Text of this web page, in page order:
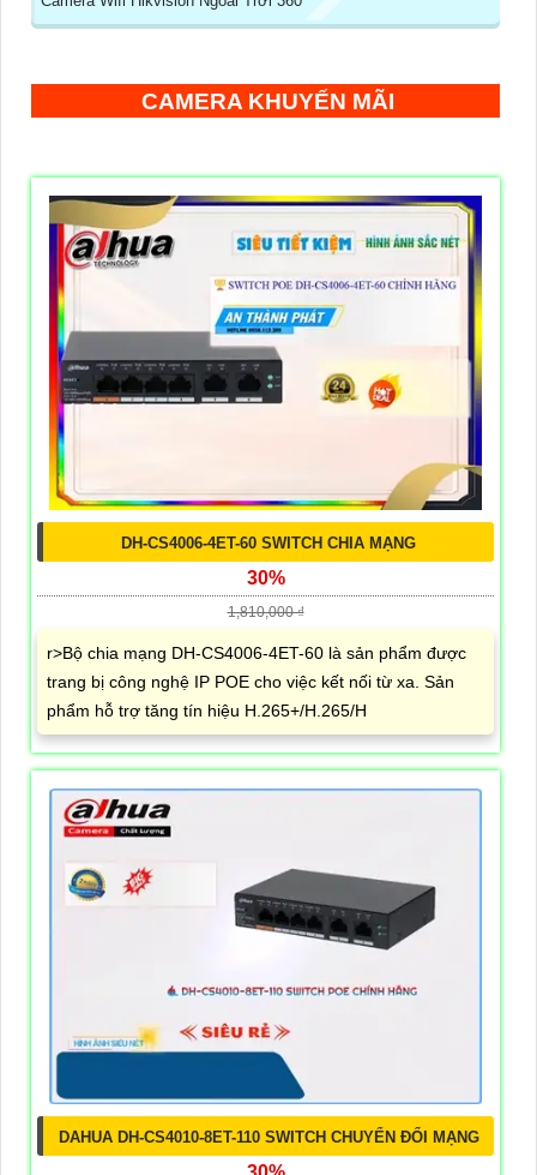
CAMERA KHUYẾN MÃI
DH-CS4006-4ET-60 SWITCH CHIA MẠNG
30%
1,810,000 ₫
r>Bộ chia mạng DH-CS4006-4ET-60 là sản phẩm được
trang bị công nghệ IP POE cho việc kết nối từ xa. Sản
phẩm hỗ trợ tăng tín hiệu H.265+/H.265/H
DAHUA DH-CS4010-8ET-110 SWITCH CHUYỂN ĐỔI MẠNG